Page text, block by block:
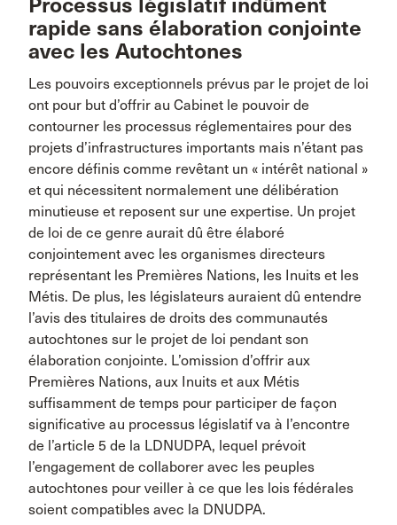
rapide sans élaboration conjointe
avec les Autochtones
Les pouvoirs exceptionnels prévus par le projet de loi
ont pour but d’offrir au Cabinet le pouvoir de
contourner les processus réglementaires pour des
projets d’infrastructures importants mais n’étant pas
encore définis comme revêtant un « intérêt national »
et qui nécessitent normalement une délibération
minutieuse et reposent sur une expertise. Un projet
de loi de ce genre aurait dû être élaboré
conjointement avec les organismes directeurs
représentant les Premières Nations, les Inuits et les
Métis. De plus, les législateurs auraient dû entendre
l’avis des titulaires de droits des communautés
autochtones sur le projet de loi pendant son
élaboration conjointe. L’omission d’offrir aux
Premières Nations, aux Inuits et aux Métis
suffisamment de temps pour participer de façon
significative au processus législatif va à l’encontre
de l’article 5 de la LDNUDPA, lequel prévoit
l’engagement de collaborer avec les peuples
autochtones pour veiller à ce que les lois fédérales
soient compatibles avec la DNUDPA.